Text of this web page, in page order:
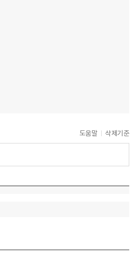
도움말 삭제기준